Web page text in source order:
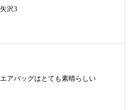
矢沢3
エアバッグはとても素晴らしい